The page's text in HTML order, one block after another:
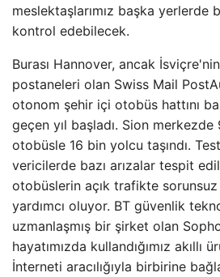
meslektaşlarımız başka yerlerde
kontrol edebilecek.
Burası Hannover, ancak
postaneleri olan Swiss Mail
otonom şehir içi otobüs hattını
geçen yıl başladı. Sion
otobüsle 16 bin yolcu taşındı.
vericilerde bazı arızalar tespit
otobüslerin açık trafikte
yardımcı oluyor. BT güvenlik
uzmanlaşmış bir şirket olan
hayatımızda kullandığımız akıllı
İnterneti aracılığıyla birbirine